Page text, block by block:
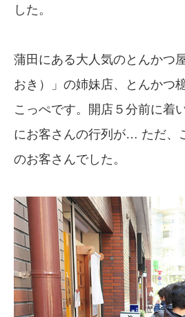
した。
蒲田にある大人気のとんかつ
おき）」の姉妹店、とんかつ
こっぺです。開店５分前に着
にお客さんの行列が… ただ、
のお客さんでした。